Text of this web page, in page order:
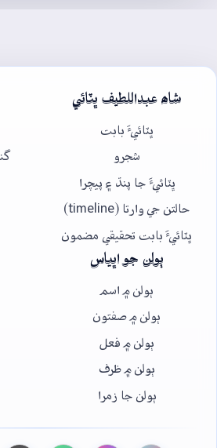
شاھ عبداللطيف ڀٽائي
ڀٽائيءَ بابت
شجرو
ڀٽائيءَ جا پنڌ ۽ پيچرا
حالتن جي وارتا (timeline)
ڀٽائيءَ بابت تحقيقي مضمون
ٻولن جو اڀياس
ٻولن ۾ اسم
ٻولن ۾ صفتون
ٻولن ۾ فعل
ٻولن ۾ ظرف
ٻولن جا زمرا